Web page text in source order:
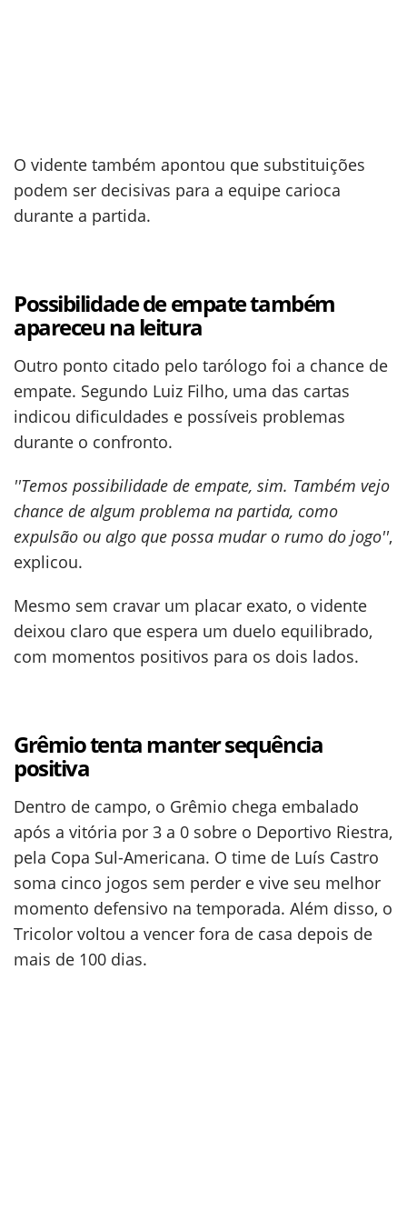
O vidente também apontou que substituições
podem ser decisivas para a equipe carioca
durante a partida.
Possibilidade de empate também
apareceu na leitura
Outro ponto citado pelo tarólogo foi a chance de
empate. Segundo Luiz Filho, uma das cartas
indicou dificuldades e possíveis problemas
durante o confronto.
''Temos possibilidade de empate, sim. Também vejo
chance de algum problema na partida, como
expulsão ou algo que possa mudar o rumo do jogo'',
explicou.
Mesmo sem cravar um placar exato, o vidente
deixou claro que espera um duelo equilibrado,
com momentos positivos para os dois lados.
Grêmio tenta manter sequência
positiva
Dentro de campo, o Grêmio chega embalado
após a vitória por 3 a 0 sobre o Deportivo Riestra,
pela Copa Sul-Americana. O time de Luís Castro
soma cinco jogos sem perder e vive seu melhor
momento defensivo na temporada. Além disso, o
Tricolor voltou a vencer fora de casa depois de
mais de 100 dias.